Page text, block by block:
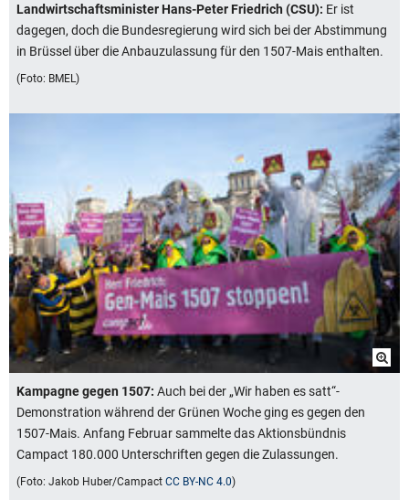
Landwirtschaftsminister Hans-Peter Friedrich (CSU): Er ist
dagegen, doch die Bundesregierung wird sich bei der Abstimmung
in Brüssel über die Anbauzulassung für den 1507-Mais enthalten.
(Foto: BMEL)
Kampagne gegen 1507: Auch bei der „Wir haben es satt“-
Demonstration während der Grünen Woche ging es gegen den
1507-Mais. Anfang Februar sammelte das Aktionsbündnis
Campact 180.000 Unterschriften gegen die Zulassungen.
(Foto: Jakob Huber/Campact CC BY-NC 4.0)